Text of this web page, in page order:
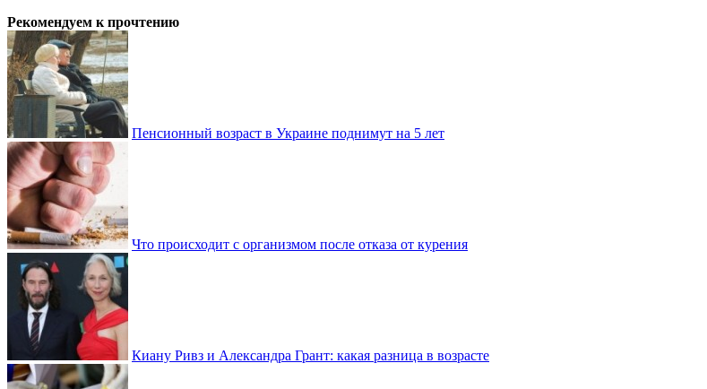
Рекомендуем к прочтению
Пенсионный возраст в Украине поднимут на 5 лет
Что происходит с организмом после отказа от курения
Киану Ривз и Александра Грант: какая разница в возрасте